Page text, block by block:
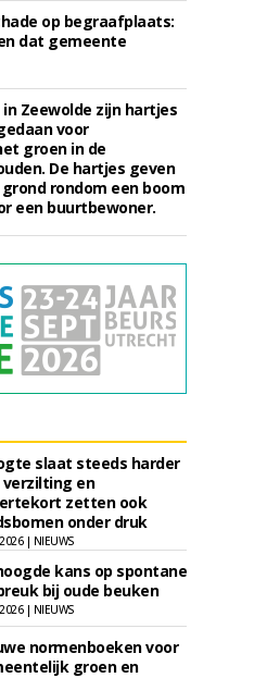
op begraafplaats:
dat gemeente
in Zeewolde zijn hartjes
voor
groen in de
De hartjes geven
rondom een boom
een buurtbewoner.
slaat steeds harder
en
zetten ook
onder druk
| NIEUWS
kans op spontane
bij oude beuken
| NIEUWS
normenboeken voor
groen en